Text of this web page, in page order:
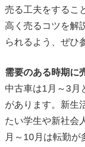
売る工夫をするこ
高く売るコツを解
られるよう、ぜひ
需要のある時期に
中古車は1月～3月
があります。新生
たい学生や新社会
月～10月は転勤が